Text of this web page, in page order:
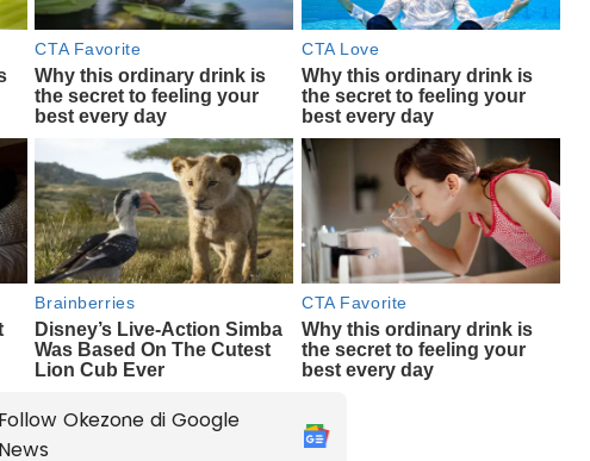
Follow Okezone di Google
News